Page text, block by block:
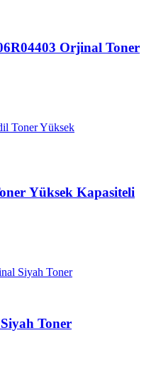
Orjinal Toner
Yüksek Kapasiteli
Toner